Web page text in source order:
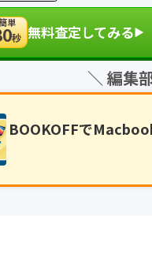
単
秒 無料査定してみる▶︎
＼ 編集
BOOKOFFで